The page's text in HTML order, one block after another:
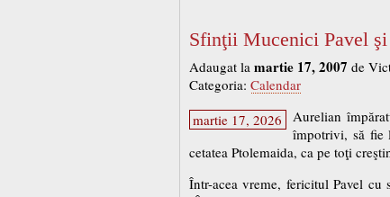
Sfinţii Mucenici Pavel
Adaugat la martie 17, 2007 de
Categoria: Calendar
martie 17, 2026
Aurelian
împotrivi, să fie
cetatea Ptolemaida, ca pe toţi
Într-acea vreme, fericitul Pavel